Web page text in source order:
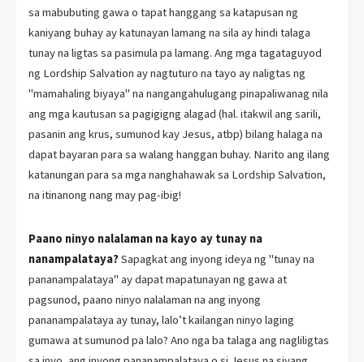
sa mabubuting gawa o tapat hanggang sa katapusan ng
kaniyang buhay ay katunayan lamang na sila ay hindi talaga
tunay na ligtas sa pasimula pa lamang. Ang mga tagataguyod
ng Lordship Salvation ay nagtuturo na tayo ay naligtas ng
"mamahaling biyaya" na nangangahulugang pinapaliwanag nila
ang mga kautusan sa pagigigng alagad (hal. itakwil ang sarili,
pasanin ang krus, sumunod kay Jesus, atbp) bilang halaga na
dapat bayaran para sa walang hanggan buhay. Narito ang ilang
katanungan para sa mga nanghahawak sa Lordship Salvation,
na itinanong nang may pag-ibig!
Paano ninyo nalalaman na kayo ay tunay na
nanampalataya?Sapagkat ang inyong ideya ng "tunay na
pananampalataya" ay dapat mapatunayan ng gawa at
pagsunod, paano ninyo nalalaman na ang inyong
pananampalataya ay tunay, lalo’t kailangan ninyo laging
gumawa at sumunod pa lalo? Ano nga ba talaga ang nagliligtas